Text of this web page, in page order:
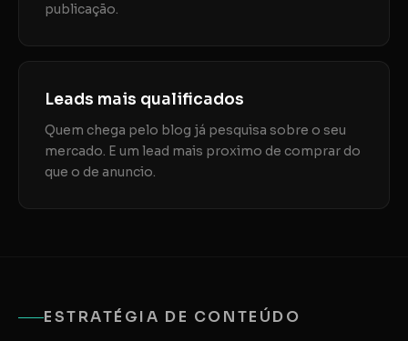
publicação.
Leads mais qualificados
Quem chega pelo blog já pesquisa sobre o seu
mercado. E um lead mais proximo de comprar do
que o de anuncio.
ESTRATÉGIA DE CONTEÚDO